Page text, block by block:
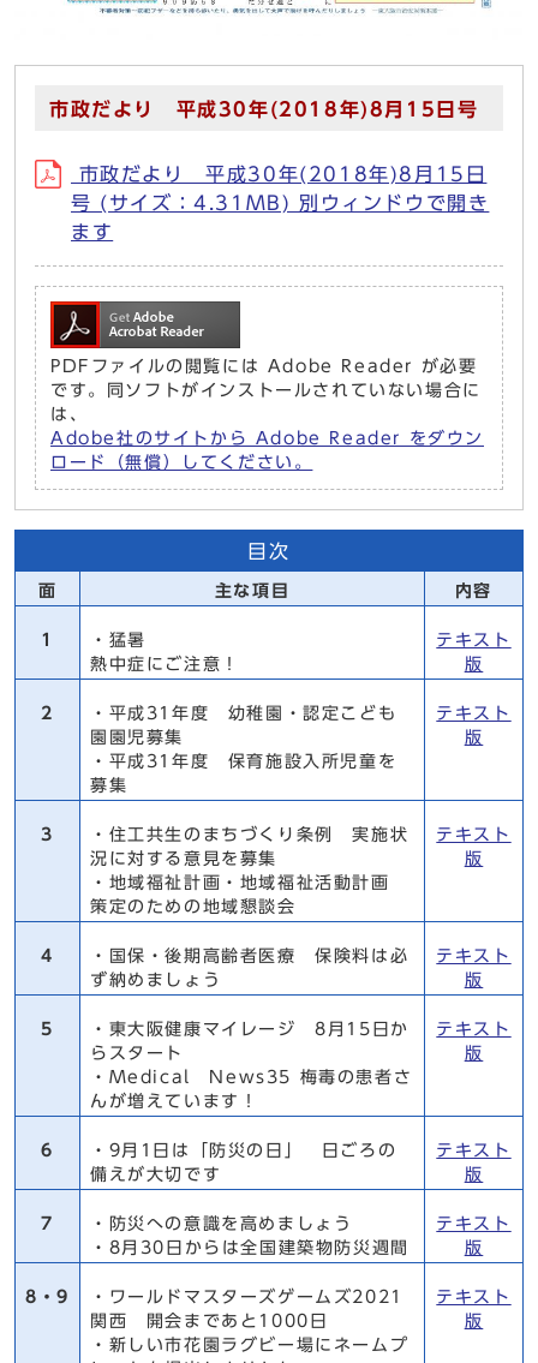
市政だより 平成30年(2018年)8月15日号
市政だより 平成30年(2018年)8月15日
号 (サイズ：4.31MB) 別ウィンドウで開き
ます
PDFファイルの閲覧には Adobe Reader が必要
です。同ソフトがインストールされていない場合に
は、
Adobe社のサイトから Adobe Reader をダウン
ロード（無償）してください。
目次
面 主な項目 内容
1
・猛暑
熱中症にご注意！
テキスト
版
2
・平成31年度 幼稚園・認定こども
園園児募集
・平成31年度 保育施設入所児童を
募集
テキスト
版
3
・住工共生のまちづくり条例 実施状
況に対する意見を募集
・地域福祉計画・地域福祉活動計画
策定のための地域懇談会
テキスト
版
4
・国保・後期高齢者医療 保険料は必
ず納めましょう
テキスト
版
5
・東大阪健康マイレージ 8月15日か
らスタート
・Medical News35 梅毒の患者さ
んが増えています！
テキスト
版
6
・9月1日は「防災の日」 日ごろの
備えが大切です
テキスト
版
7
・防災への意識を高めましょう
・8月30日からは全国建築物防災週間
テキスト
版
8・9
・ワールドマスターズゲームズ2021
関西 開会まであと1000日
・新しい市花園ラグビー場にネームプ
テキスト
版